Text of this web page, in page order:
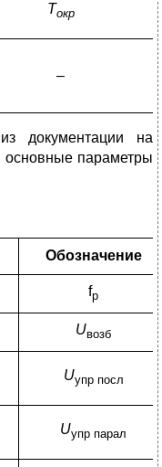
Токр
–
документации на
основные параметры
Обозначение
fр
Uвозб
Uупр посл
Uупр парал